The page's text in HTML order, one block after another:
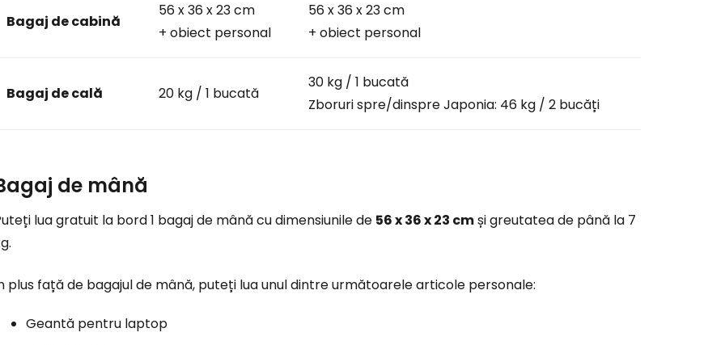
Bagaj de cabină
56 x 36 x 23 cm
+ obiect personal
56 x 36 x 23 cm
+ obiect personal
Bagaj de cală 20 kg / 1 bucată
30 kg / 1 bucată
Zboruri spre/dinspre Japonia: 46 kg / 2 bucăți
de mână
lua gratuit la bord 1 bagaj de mână cu dimensiunile de 56 x 36 x 23 cmși greutatea de până la 7
plus față de bagajul de mână, puteți lua unul dintre următoarele articole personale:
Geantă pentru laptop